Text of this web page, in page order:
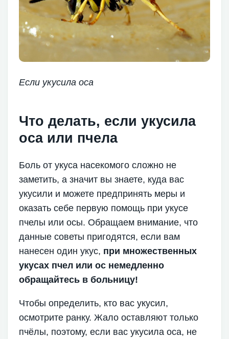
Если укусила оса
Что делать, если укусила
оса или пчела
Боль от укуса насекомого сложно не
заметить, а значит вы знаете, куда вас
укусили и можете предпринять меры и
оказать себе первую помощь при укусе
пчелы или осы. Обращаем внимание, что
данные советы пригодятся, если вам
нанесен один укус, при множественных
укусах пчел или ос немедленно
обращайтесь в больницу!
Чтобы определить, кто вас укусил,
осмотрите ранку. Жало оставляют только
пчёлы, поэтому, если вас укусила оса, не